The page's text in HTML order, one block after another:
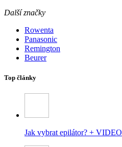
Další značky
Rowenta
Panasonic
Remington
Beurer
Top články
Jak vybrat epilátor? + VIDEO